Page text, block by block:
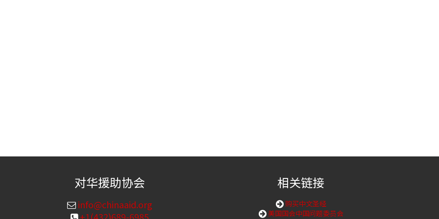
对华援助协会
info@chinaaid.org
相关链接
购买中文圣经
美国国会中国问题委员会